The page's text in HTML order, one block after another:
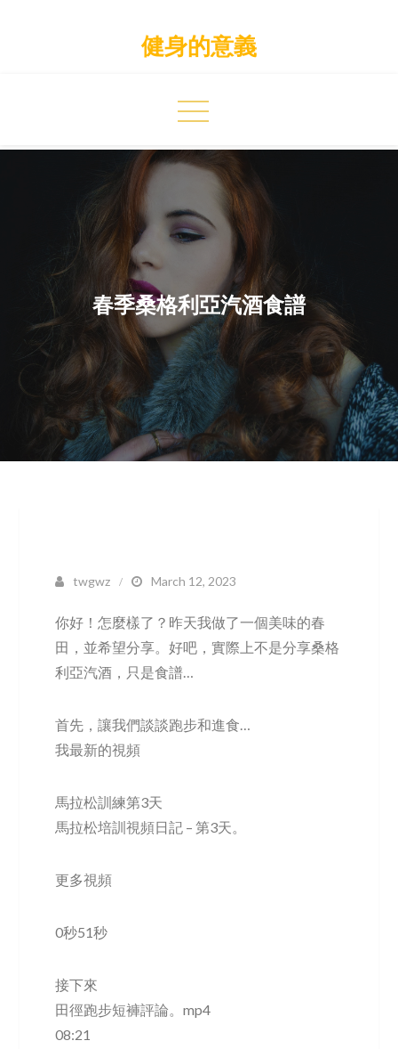
健身的意義
春季桑格利亞汽酒食譜
twgwz March 12, 2023
你好！怎麼樣了？昨天我做了一個美味的春
田，並希望分享。好吧，實際上不是分享桑格
利亞汽酒，只是食譜…
首先，讓我們談談跑步和進食…
我最新的視頻
馬拉松訓練第3天
馬拉松培訓視頻日記 – 第3天。
更多視頻
0秒51秒
接下來
田徑跑步短褲評論。mp4
08:21